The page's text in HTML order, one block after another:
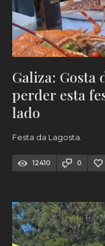
Galiza: Gosta
perder esta
lado
Festa da Lagosta.
12410 0